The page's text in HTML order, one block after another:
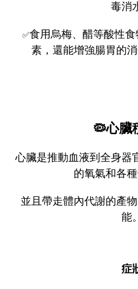
毒消
✅食用烏梅、醋等酸性
素，還能增強腸胃的
🦠心臟
心臟是推動血液到全身器
的氧氣和各
並且帶走體內代謝的產
能。
症